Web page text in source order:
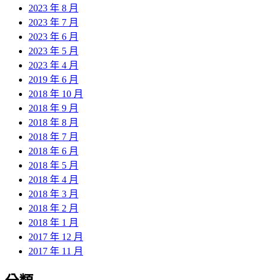
2023 年 8 月
2023 年 7 月
2023 年 6 月
2023 年 5 月
2023 年 4 月
2019 年 6 月
2018 年 10 月
2018 年 9 月
2018 年 8 月
2018 年 7 月
2018 年 6 月
2018 年 5 月
2018 年 4 月
2018 年 3 月
2018 年 2 月
2018 年 1 月
2017 年 12 月
2017 年 11 月